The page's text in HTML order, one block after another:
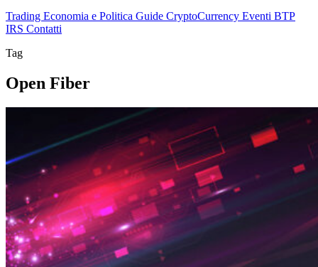
Trading Economia e Politica Guide CryptoCurrency Eventi BTP
IRS Contatti
Tag
Open Fiber